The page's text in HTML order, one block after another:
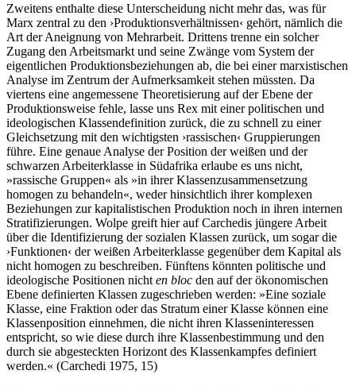
Zweitens enthalte diese Unterscheidung nicht mehr das, was für
Marx zentral zu den ›Produktionsverhältnissen‹ gehört, nämlich die
Art der Aneignung von Mehrarbeit. Drittens trenne ein solcher
Zugang den Arbeitsmarkt und seine Zwänge vom System der
eigentlichen Produktionsbeziehungen ab, die bei einer marxistischen
Analyse im Zentrum der Aufmerksamkeit stehen müssten. Da
viertens eine angemessene Theoretisierung auf der Ebene der
Produktionsweise fehle, lasse uns Rex mit einer politischen und
ideologischen Klassendefinition zurück, die zu schnell zu einer
Gleichsetzung mit den wichtigsten ›rassischen‹ Gruppierungen
führe. Eine genaue Analyse der Position der weißen und der
schwarzen Arbeiterklasse in Südafrika erlaube es uns nicht,
»rassische Gruppen« als »in ihrer Klassenzusammensetzung
homogen zu behandeln«, weder hinsichtlich ihrer komplexen
Beziehungen zur kapitalistischen Produktion noch in ihren internen
Stratifizierungen. Wolpe greift hier auf Carchedis jüngere Arbeit
über die Identifizierung der sozialen Klassen zurück, um sogar die
›Funktionen‹ der weißen Arbeiterklasse gegenüber dem Kapital als
nicht homogen zu beschreiben. Fünftens könnten politische und
ideologische Positionen nicht en bloc den auf der ökonomischen
Ebene definierten Klassen zugeschrieben werden: »Eine soziale
Klasse, eine Fraktion oder das Stratum einer Klasse können eine
Klassenposition einnehmen, die nicht ihren Klasseninteressen
entspricht, so wie diese durch ihre Klassenbestimmung und den
durch sie abgesteckten Horizont des Klassenkampfes definiert
werden.« (Carchedi 1975, 15)